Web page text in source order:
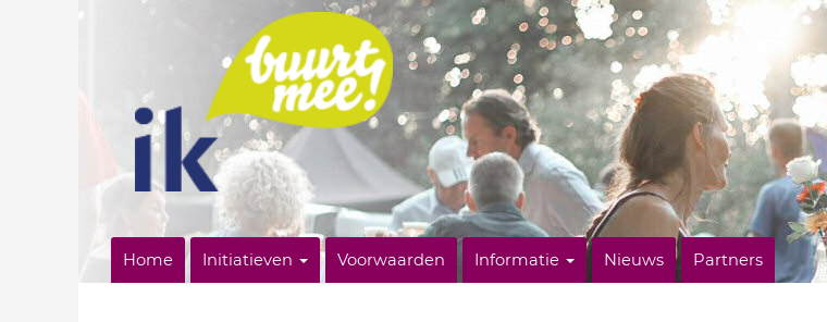
Home Initiatieven Voorwaarden Informatie Nieuws Partners